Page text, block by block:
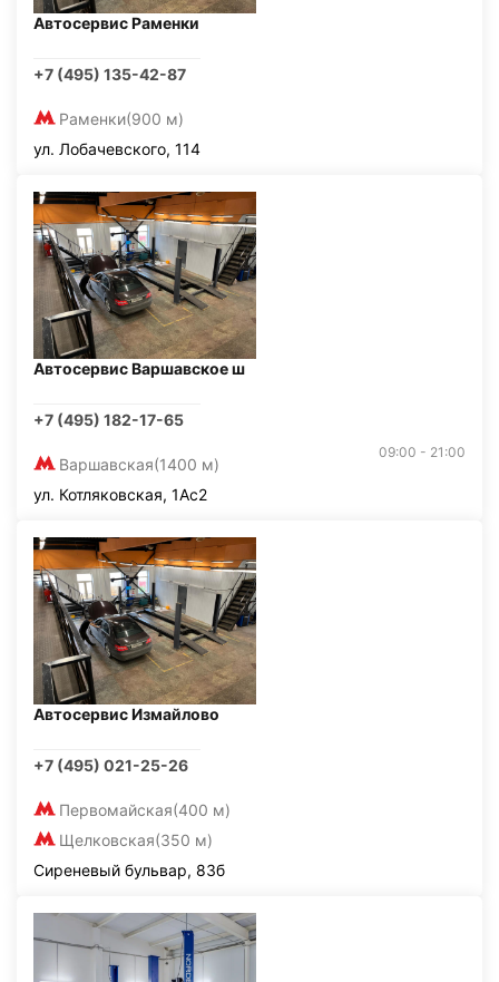
Автосервис Раменки
+7 (495) 135-42-87
Раменки(900 м)
ул. Лобачевского, 114
Автосервис Варшавское ш
+7 (495) 182-17-65
Варшавская(1400 м)
09:00 - 21:00
ул. Котляковская, 1Ас2
Автосервис Измайлово
+7 (495) 021-25-26
Первомайская(400 м)
Щелковская(350 м)
Сиреневый бульвар, 83б